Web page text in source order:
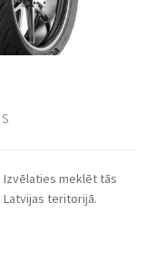
Izvēlaties meklēt tās
Latvijas teritorijā.